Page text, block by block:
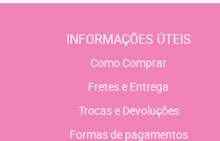
INFORMAÇÕES ÚTEIS
Como Comprar
Fretes e Entrega
Trocas e Devoluções
Formas de pagamentos